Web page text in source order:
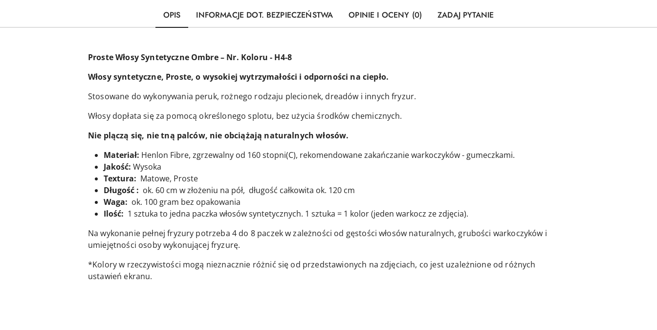
OPIS INFORMACJE DOT. BEZPIECZEŃSTWA OPINIE I OCENY (0) ZADAJ PYTANIE
Proste Włosy Syntetyczne Ombre – Nr. Koloru - H4-8
Włosy syntetyczne, Proste, o wysokiej wytrzymałości i odporności na ciepło.
Stosowane do wykonywania peruk, rożnego rodzaju plecionek, dreadów i innych fryzur.
Włosy dopłata się za pomocą określonego splotu, bez użycia środków chemicznych.
Nie plączą się, nie tną palców, nie obciążają naturalnych włosów.
Materiał: Henlon Fibre, zgrzewalny od 160 stopni(C), rekomendowane zakańczanie warkoczyków - gumeczkami.
Jakość: Wysoka
Textura: Matowe, Proste
Długość : ok. 60 cm w złożeniu na pół, długość całkowita ok. 120 cm
Waga: ok. 100 gram bez opakowania
Ilość: 1 sztuka to jedna paczka włosów syntetycznych. 1 sztuka = 1 kolor (jeden warkocz ze zdjęcia).
Na wykonanie pełnej fryzury potrzeba 4 do 8 paczek w zależności od gęstości włosów naturalnych, grubości warkoczyków i
umiejętności osoby wykonującej fryzurę.
*Kolory w rzeczywistości mogą nieznacznie różnić się od przedstawionych na zdjęciach, co jest uzależnione od różnych
ustawień ekranu.